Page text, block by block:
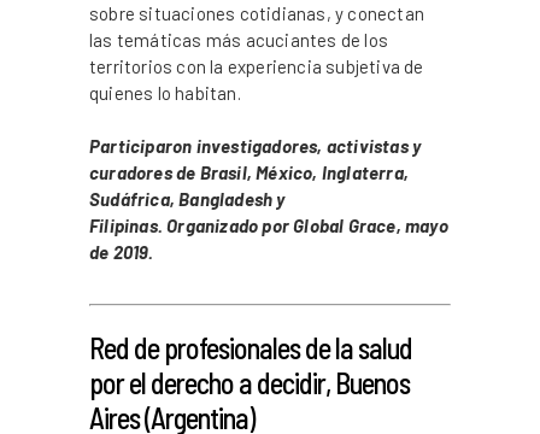
sobre situaciones cotidianas, y conectan
las temáticas más acuciantes de los
territorios con la experiencia subjetiva de
quienes lo habitan.
Participaron investigadores, activistas y
curadores de Brasil, México, Inglaterra,
Sudáfrica, Bangladesh y
Filipinas. Organizado por Global Grace, mayo
de 2019.
Red de profesionales de la salud
por el derecho a decidir, Buenos
Aires (Argentina)